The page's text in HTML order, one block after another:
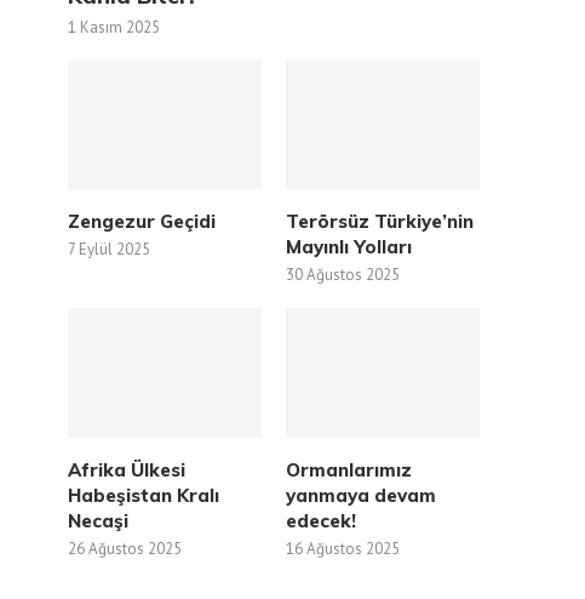
1 Kasım 2025
Zengezur Geçidi
7 Eylül 2025
Terörsüz Türkiye’nin
Mayınlı Yolları
30 Ağustos 2025
Afrika Ülkesi
Habeşistan Kralı
Necaşi
26 Ağustos 2025
Ormanlarımız
yanmaya devam
edecek!
16 Ağustos 2025